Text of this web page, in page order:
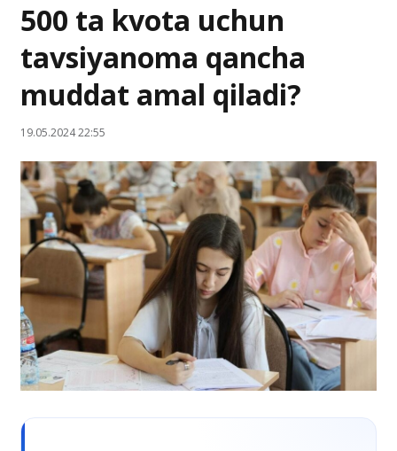
500 ta kvota uchun
tavsiyanoma qancha
muddat amal qiladi?
19.05.2024 22:55